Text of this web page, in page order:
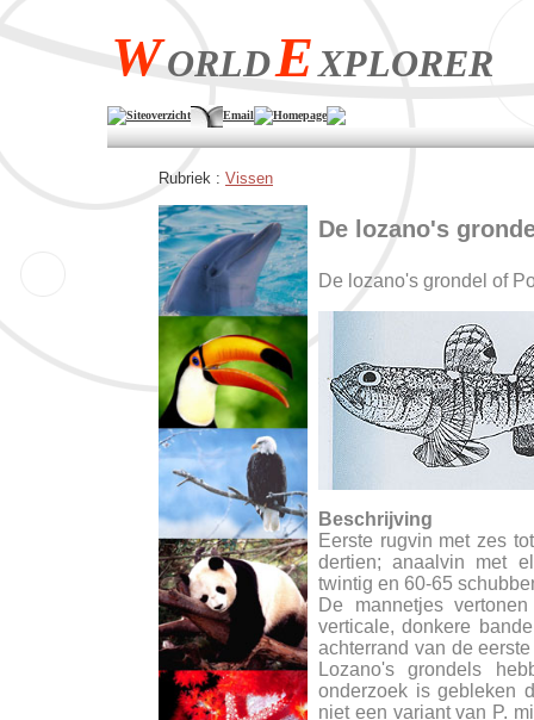
WORLDEXPLORER
Siteoverzicht Email Homepage
Rubriek : Vissen
De lozano's
De lozano's grondel of
Beschrijving
Eerste rugvin met zes
dertien; anaalvin met
twintig en 60-65
De mannetjes
verticale, donkere
achterrand van de
Lozano's grondels
onderzoek is gebleken
niet een variant van P.